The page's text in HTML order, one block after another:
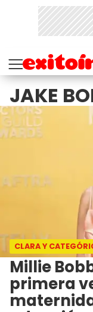
JAKE
CLARA Y
Millie
primera